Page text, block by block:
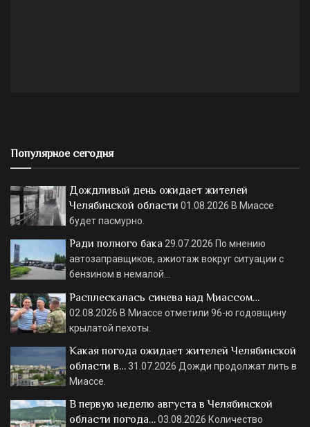
Популярное сегодня
Дождливый день ожидает жителей
Челябинской области 01.08.2026 В Миассе
будет пасмурно.
Ради полного бака 29.07.2026 По мнению
автозаправщиков, ажиотаж вокруг ситуации с
бензином в немалой…
Расплескалась синева над Миассом…
02.08.2026 В Миассе отметили 96-ю годовщину
крылатой пехоты.
Какая погода ожидает жителей Челябинской
области в…31.07.2026 Дожди продолжат лить в
Миассе.
В первую неделю августа в Челябинской
области погода…03.08.2026 Количество